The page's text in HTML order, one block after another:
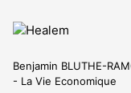
Benjamin BLUTHE-
- La Vie Economique